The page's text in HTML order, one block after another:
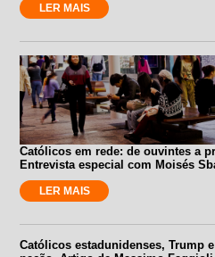
LER MAIS
Católicos em rede: de ouvintes a
Entrevista especial com Moisés
LER MAIS
Católicos estadunidenses, Trump